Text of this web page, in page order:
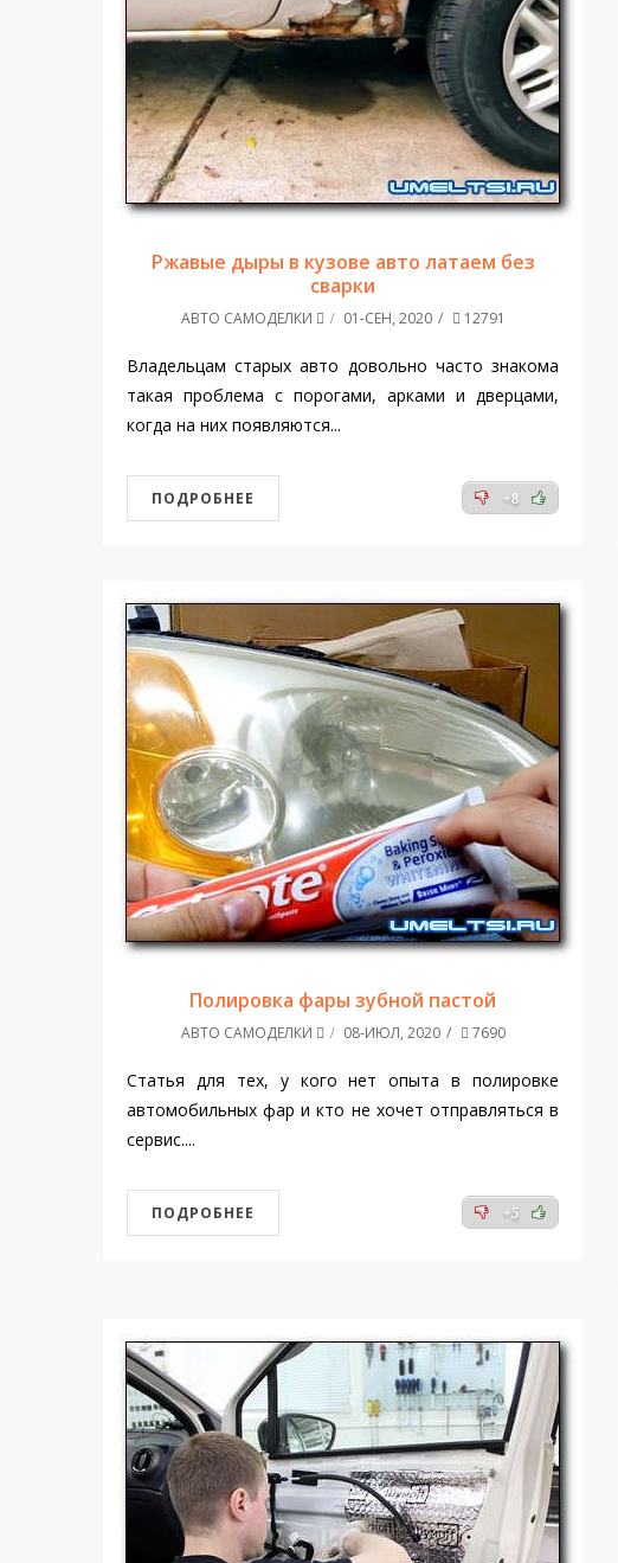
Ржавые дыры в кузове авто латаем без
сварки
АВТО САМОДЕЛКИ 01-СЕН, 2020 12791
Владельцам старых авто довольно часто знакома
такая проблема с порогами, арками и дверцами,
когда на них появляются...
+8
ПОДРОБНЕЕ
Полировка фары зубной пастой
АВТО САМОДЕЛКИ 08-ИЮЛ, 2020 7690
Статья для тех, у кого нет опыта в полировке
автомобильных фар и кто не хочет отправляться в
сервис....
+5
ПОДРОБНЕЕ